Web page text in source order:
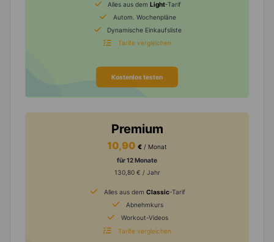
Alles aus dem Light-Tarif
Autom. Wochenpläne
Dynamische Einkaufsliste
Tarife vergleichen
Kostenlos testen
Premium
10,90 € / Monat
für 12 Monate
130,80 € / Jahr
Alles aus dem Classic-Tarif
Abnehmkurs
Workout-Videos
Tarife vergleichen